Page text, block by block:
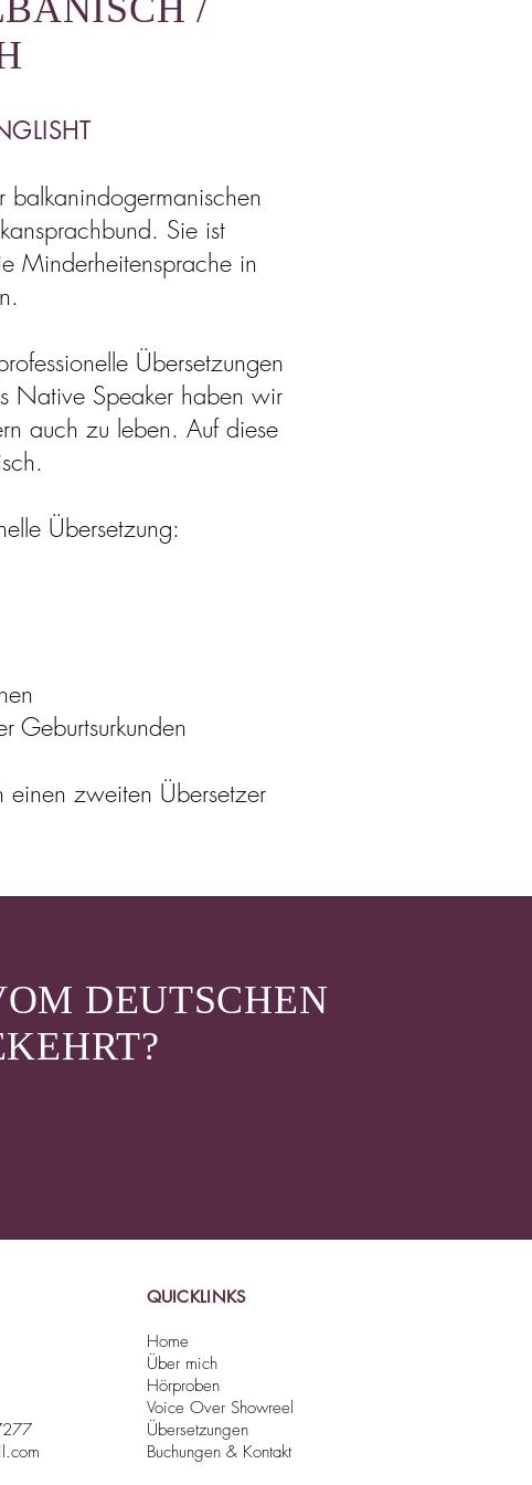
/
Sie ist
Minderheitensprache in
Übersetzungen
Native Speaker haben wir
auch zu leben. Auf diese
Übersetzung:
Geburtsurkunden
einen zweiten Übersetzer
DEUTSCHEN
QUICKLINKS
Home
Über mich
Hörproben
Voice Over Showreel
Übersetzungen
Buchungen & Kontakt